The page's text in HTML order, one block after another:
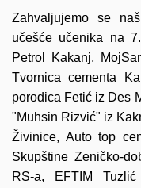
Zahvaljujemo se
učešće učenika na
Petrol Kakanj,
Tvornica cementa
porodica Fetić iz Des
"Muhsin Rizvić" iz
Živinice, Auto top
Skupštine Zeničko-
RS-a, EFTIM